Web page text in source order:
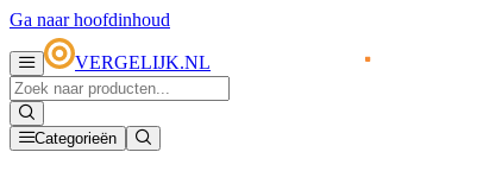
Ga naar hoofdinhoud
VERGELIJK.NL
Categorieën